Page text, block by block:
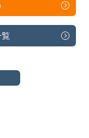
覧